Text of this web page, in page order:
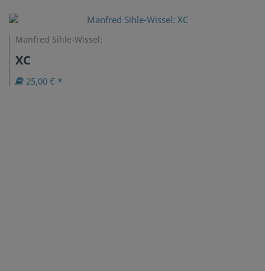
Manfred Sihle-Wissel:
XC
25,00 € *